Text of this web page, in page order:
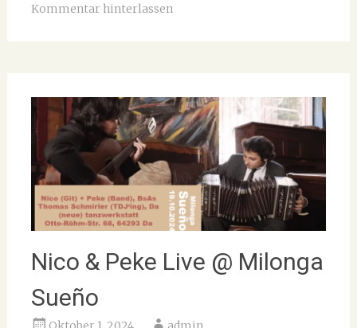
Kommentar hinterlassen
Nico & Peke Live @ Milonga
Sueño